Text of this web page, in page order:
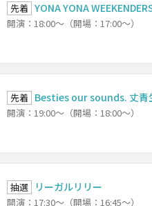
先着 YONA YONA
開演：18:00～（開場：17:00～）
先着 Besties our sounds. 丈青
開演：19:00～（開場：18:00～）
抽選 リーガルリリー
開演：17:30～（開場：16:45～）